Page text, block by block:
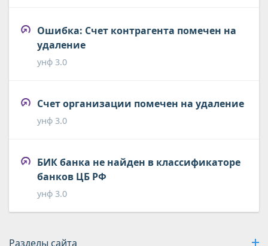
Ошибка: Счет контрагента помечен на
удаление
унф 3.0
Счет организации помечен на удаление
унф 3.0
БИК банка не найден в классификаторе
банков ЦБ РФ
унф 3.0
Разделы сайта